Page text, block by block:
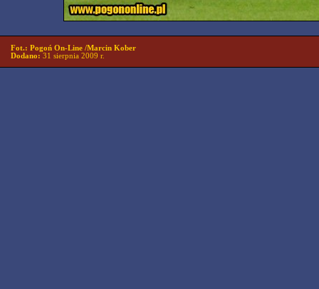
Fot.: Pogoń On-Line /Marcin Kober
Dodano: 31 sierpnia 2009 r.